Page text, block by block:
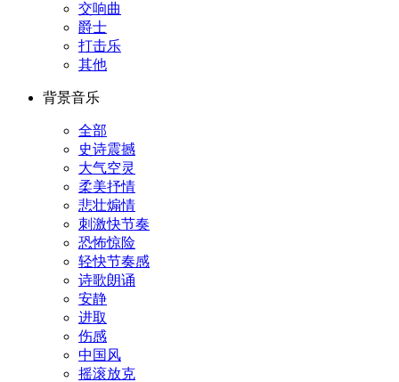
交响曲
爵士
打击乐
其他
背景音乐
全部
史诗震撼
大气空灵
柔美抒情
悲壮煽情
刺激快节奏
恐怖惊险
轻快节奏感
诗歌朗诵
安静
进取
伤感
中国风
摇滚放克